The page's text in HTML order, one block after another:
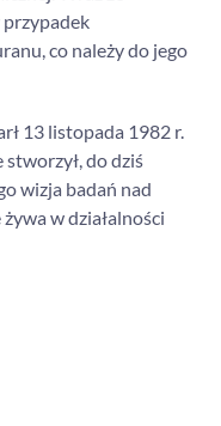
przypadek
co należy do jego
13 listopada 1982 r.
do dziś
wizja badań nad
w działalności